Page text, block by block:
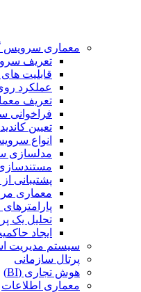
معماری سرویس
تعریف
قابلیت
عملکرد
تعریف
فراخوانی
تعیین
انواع
مدلسازی
پشتیبانی
معماری
تحلیل یک
ایجاد
سیستم مدیریت
پرتال سازمانی
هوش تجاری (BI)
معماری اطلاعات